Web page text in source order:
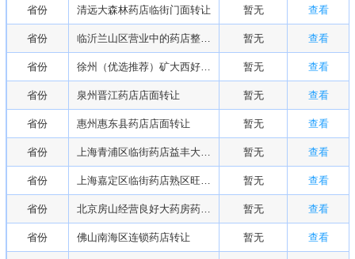
省份 清远大森林药店临街门面转让 暂无 查看
省份 临沂兰山区营业中的药店整转或空转 暂无 查看
省份 徐州（优选推荐）矿大西好位置品牌加盟药店转让 暂无 查看
省份 泉州晋江药店店面转让 暂无 查看
省份 惠州惠东县药店店面转让 暂无 查看
省份 上海青浦区临街药店益丰大药房转让 暂无 查看
省份 上海嘉定区临街药店熟区旺铺转让 暂无 查看
省份 北京房山经营良好大药房药店转让有中药柜 暂无 查看
省份 佛山南海区连锁药店转让 暂无 查看